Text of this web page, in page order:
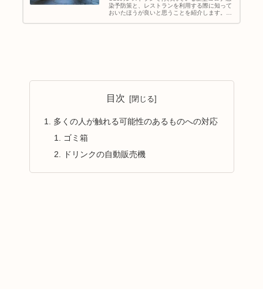
染予防策と、レストランを利用する際に知って
おいたほうが良いと思うことを紹介します。ま
目次
多くの人が触れる可能性のあるものへの対応
ゴミ箱
ドリンクの自動販売機